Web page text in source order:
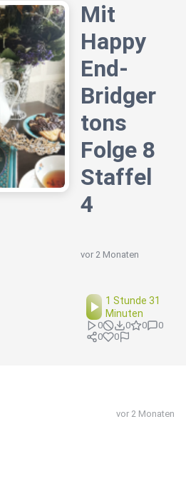
Mit
Happy
End-
Bridger
tons
Folge 8
Staffel
4
vor 2 Monaten
1 Stunde 31
Minuten
0 0 0
0
0
0
vor 2 Monaten